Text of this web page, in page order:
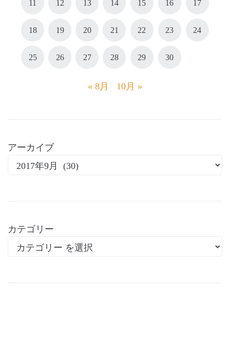
11 12 13 14 15 16 17
18 19 20 21 22 23 24
25 26 27 28 29 30
« 8月 10月 »
アーカイブ
カテゴリー